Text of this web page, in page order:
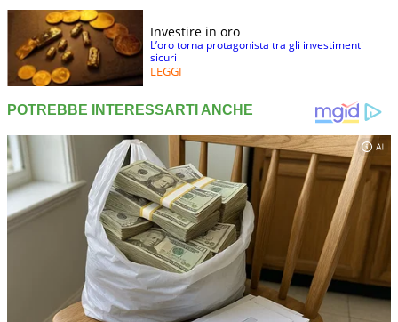
Investire in oro
L’oro torna protagonista tra gli investimenti
sicuri
LEGGI